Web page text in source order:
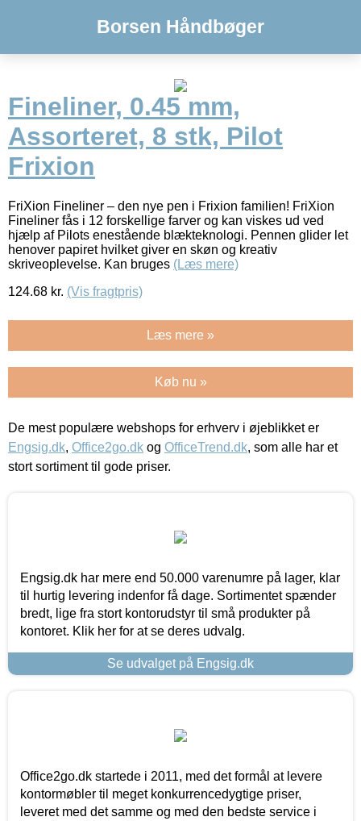
Borsen Håndbøger
Fineliner, 0.45 mm,
Assorteret, 8 stk, Pilot
Frixion
FriXion Fineliner – den nye pen i Frixion familien! FriXion
Fineliner fås i 12 forskellige farver og kan viskes ud ved
hjælp af Pilots enestående blækteknologi. Pennen glider let
henover papiret hvilket giver en skøn og kreativ
skriveoplevelse. Kan bruges (Læs mere)
124.68 kr. (Vis fragtpris)
Læs mere »
Køb nu »
De mest populære webshops for erhverv i øjeblikket er
Engsig.dk, Office2go.dk og OfficeTrend.dk, som alle har et
stort sortiment til gode priser.
Engsig.dk har mere end 50.000 varenumre på lager, klar
til hurtig levering indenfor få dage. Sortimentet spænder
bredt, lige fra stort kontorudstyr til små produkter på
kontoret. Klik her for at se deres udvalg.
Se udvalget på Engsig.dk
Office2go.dk startede i 2011, med det formål at levere
kontormøbler til meget konkurrencedygtige priser,
leveret med det samme og med den bedste service i